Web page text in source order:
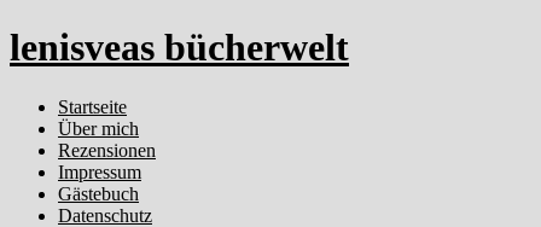
lenisveas bücherwelt
Startseite
Über mich
Rezensionen
Impressum
Gästebuch
Datenschutz